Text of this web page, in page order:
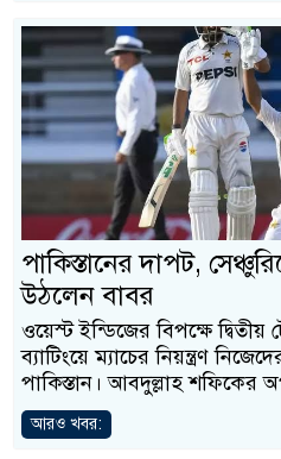
পাকিস্তানের দাপট,
উঠলেন বাবর
ওয়েস্ট ইন্ডিজের বিপক্ষে দ্বিতীয়
ব্যাটিংয়ে ম্যাচের নিয়ন্ত্রণ
পাকিস্তান। আবদুল্লাহ শফিকের
আরও খবর: